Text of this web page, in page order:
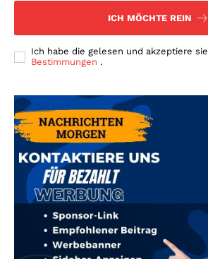
ICH MÖCHTE REIN
Ich habe die gelesen und akzeptiere sie
Bestimmungen .